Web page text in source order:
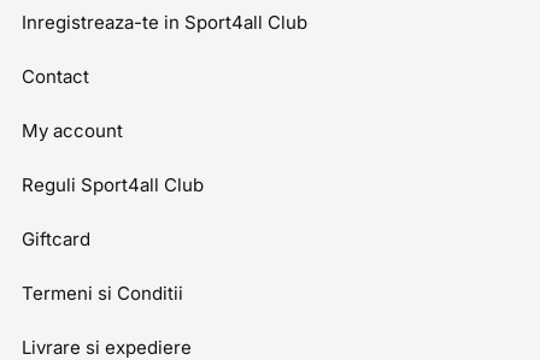
Inregistreaza-te in Sport4all Club
Contact
My account
Reguli Sport4all Club
Giftcard
Termeni si Conditii
Livrare si expediere